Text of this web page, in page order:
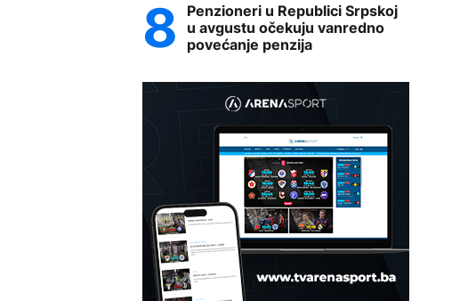
Penzioneri u Republici Srpskoj
u avgustu očekuju vanredno
povećanje penzija